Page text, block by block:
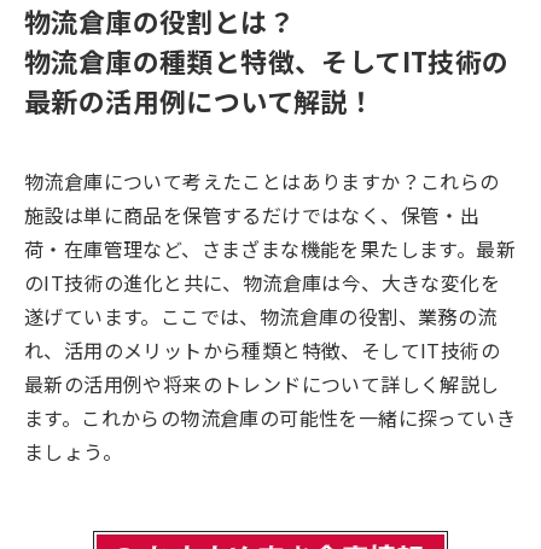
物流倉庫の役割とは？
物流倉庫の種類と特徴、そしてIT技術の
最新の活用例について解説！
物流倉庫について考えたことはありますか？これらの
施設は単に商品を保管するだけではなく、保管・出
荷・在庫管理など、さまざまな機能を果たします。最新
のIT技術の進化と共に、物流倉庫は今、大きな変化を
遂げています。ここでは、物流倉庫の役割、業務の流
れ、活用のメリットから種類と特徴、そしてIT技術の
最新の活用例や将来のトレンドについて詳しく解説し
ます。これからの物流倉庫の可能性を一緒に探っていき
ましょう。